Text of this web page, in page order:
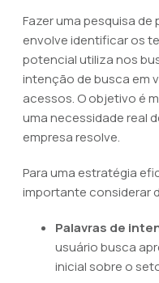
Fazer uma pesquisa
envolve identificar os
potencial utiliza nos
intenção de busca em
acessos. O objetivo é
uma necessidade real
empresa resolve.
Para uma estratégia
importante considerar
Palavras de
usuário busca
inicial sobre o